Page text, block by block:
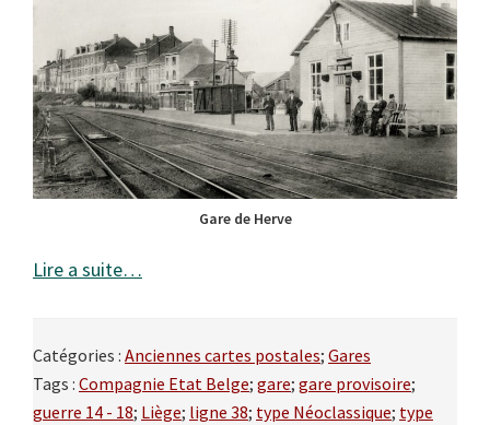
Gare de Herve
Lire a suite…
Catégories : Anciennes cartes postales; Gares
Tags : Compagnie Etat Belge; gare; gare provisoire;
guerre 14 - 18; Liège; ligne 38; type Néoclassique; type